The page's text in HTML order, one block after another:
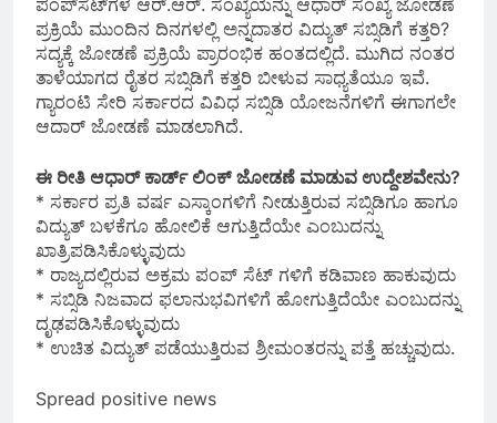
ಪಂಪ್‌ಸೆಟ್‌ಗಳ ಆರ್.ಆರ್. ಸಂಖ್ಯೆಯನ್ನು ಆಧಾರ್ ಸಂಖ್ಯೆ ಜೋಡಣೆ
ಪ್ರಕ್ರಿಯೆ ಮುಂದಿನ ದಿನಗಳಲ್ಲಿ ಅನ್ನದಾತರ ವಿದ್ಯುತ್ ಸಬ್ಸಿಡಿಗೆ ಕತ್ತರಿ?
ಸದ್ಯಕ್ಕೆ ಜೋಡಣೆ ಪ್ರಕ್ರಿಯೆ ಪ್ರಾರಂಭಿಕ ಹಂತದಲ್ಲಿದೆ. ಮುಗಿದ ನಂತರ
ತಾಳೆಯಾಗದ ರೈತರ ಸಬ್ಸಿಡಿಗೆ ಕತ್ತರಿ ಬೀಳುವ ಸಾಧ್ಯತೆಯೂ ಇವೆ.
ಗ್ಯಾರಂಟಿ ಸೇರಿ ಸರ್ಕಾರದ ವಿವಿಧ ಸಬ್ಸಿಡಿ ಯೋಜನೆಗಳಿಗೆ ಈಗಾಗಲೇ
ಆದಾರ್ ಜೋಡಣೆ ಮಾಡಲಾಗಿದೆ.
ಈ ರೀತಿ ಆಧಾರ್ ಕಾರ್ಡ್ ಲಿಂಕ್ ಜೋಡಣೆ ಮಾಡುವ ಉದ್ದೇಶವೇನು?
* ಸರ್ಕಾರ ಪ್ರತಿ ವರ್ಷ ಎಸ್ಕಾಂಗಳಿಗೆ ನೀಡುತ್ತಿರುವ ಸಬ್ಸಿಡಿಗೂ ಹಾಗೂ
ವಿದ್ಯುತ್ ಬಳಕೆಗೂ ಹೋಲಿಕೆ ಆಗುತ್ತಿದೆಯೇ ಎಂಬುದನ್ನು
ಖಾತ್ರಿಪಡಿಸಿಕೊಳ್ಳುವುದು
* ರಾಜ್ಯದಲ್ಲಿರುವ ಅಕ್ರಮ ಪಂಪ್ ಸೆಟ್ ಗಳಿಗೆ ಕಡಿವಾಣ ಹಾಕುವುದು
* ಸಬ್ಸಿಡಿ ನಿಜವಾದ ಫಲಾನುಭವಿಗಳಿಗೆ ಹೋಗುತ್ತಿದೆಯೇ ಎಂಬುದನ್ನು
ದೃಢಪಡಿಸಿಕೊಳ್ಳುವುದು
* ಉಚಿತ ವಿದ್ಯುತ್ ಪಡೆಯುತ್ತಿರುವ ಶ್ರೀಮಂತರನ್ನು ಪತ್ತೆ ಹಚ್ಚುವುದು.
Spread positive news